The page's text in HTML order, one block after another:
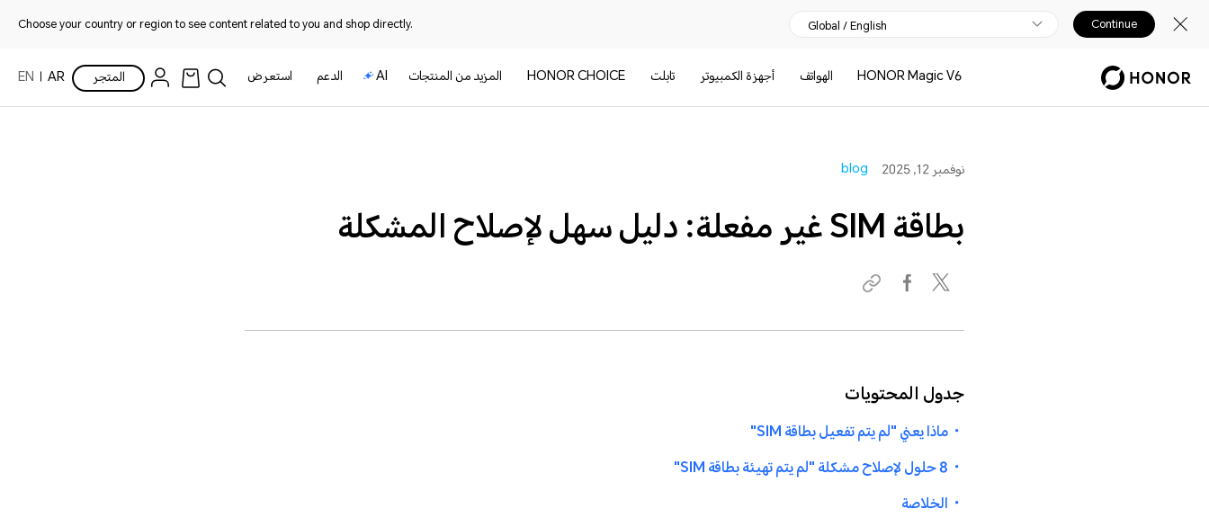
Choose your country or region to see content related to you and shop directly. Global / English Continue
HONOR Magic V6 الهواتف أجهزة الكمبيوتر تابلت HONOR CHOICE المزيد من المنتجات AI الدعم استعرض المتجر AR
EN
نوفمبر 12, 2025 blog
بطاقة SIM غير مفعلة: دليل سهل لإصلاح المشكلة
جدول المحتويات
・ ماذا يعني "لم يتم تفعيل بطاقة SIM"
・ 8 حلول لإصلاح مشكلة "لم يتم تهيئة بطاقة SIM"
・ الخلاصة